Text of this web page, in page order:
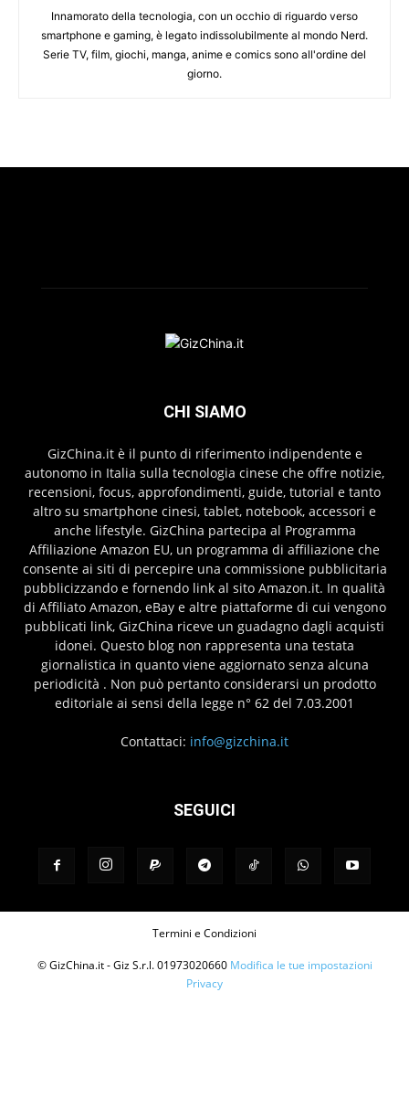
Innamorato della tecnologia, con un occhio di riguardo verso
smartphone e gaming, è legato indissolubilmente al mondo Nerd.
Serie TV, film, giochi, manga, anime e comics sono all'ordine del
giorno.
CHI SIAMO
GizChina.it è il punto di riferimento indipendente e
autonomo in Italia sulla tecnologia cinese che offre notizie,
recensioni, focus, approfondimenti, guide, tutorial e tanto
altro su smartphone cinesi, tablet, notebook, accessori e
anche lifestyle. GizChina partecipa al Programma
Affiliazione Amazon EU, un programma di affiliazione che
consente ai siti di percepire una commissione pubblicitaria
pubblicizzando e fornendo link al sito Amazon.it. In qualità
di Affiliato Amazon, eBay e altre piattaforme di cui vengono
pubblicati link, GizChina riceve un guadagno dagli acquisti
idonei. Questo blog non rappresenta una testata
giornalistica in quanto viene aggiornato senza alcuna
periodicità . Non può pertanto considerarsi un prodotto
editoriale ai sensi della legge n° 62 del 7.03.2001
Contattaci: info@gizchina.it
SEGUICI
Termini e Condizioni
© GizChina.it - Giz S.r.l. 01973020660 Modifica le tue impostazioni
Privacy